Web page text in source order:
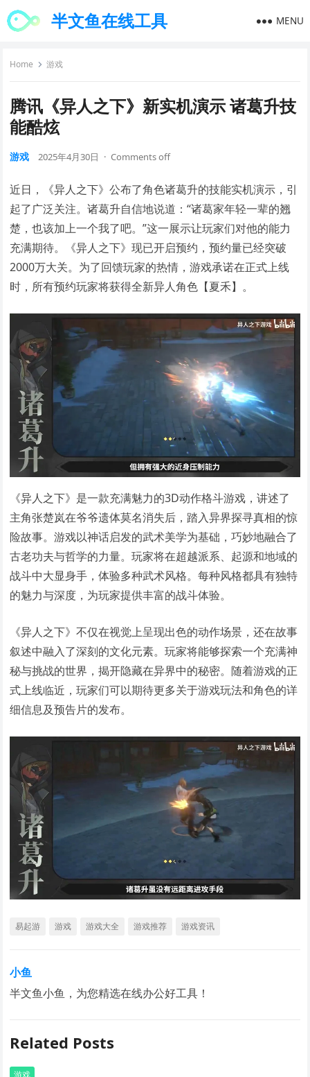
半文鱼在线工具 MENU
Home 游戏
腾讯《异人之下》新实机演示 诸葛升技
能酷炫
游戏 2025年4月30日 · Comments off
近日，《异人之下》公布了角色诸葛升的技能实机演示，引
起了广泛关注。诸葛升自信地说道：“诸葛家年轻一辈的翘
楚，也该加上一个我了吧。”这一展示让玩家们对他的能力
充满期待。《异人之下》现已开启预约，预约量已经突破
2000万大关。为了回馈玩家的热情，游戏承诺在正式上线
时，所有预约玩家将获得全新异人角色【夏禾】。
《异人之下》是一款充满魅力的3D动作格斗游戏，讲述了
主角张楚岚在爷爷遗体莫名消失后，踏入异界探寻真相的惊
险故事。游戏以神话启发的武术美学为基础，巧妙地融合了
古老功夫与哲学的力量。玩家将在超越派系、起源和地域的
战斗中大显身手，体验多种武术风格。每种风格都具有独特
的魅力与深度，为玩家提供丰富的战斗体验。
《异人之下》不仅在视觉上呈现出色的动作场景，还在故事
叙述中融入了深刻的文化元素。玩家将能够探索一个充满神
秘与挑战的世界，揭开隐藏在异界中的秘密。随着游戏的正
式上线临近，玩家们可以期待更多关于游戏玩法和角色的详
细信息及预告片的发布。
易起游 游戏 游戏大全 游戏推荐 游戏资讯
小鱼
半文鱼小鱼，为您精选在线办公好工具！
Related Posts
游戏